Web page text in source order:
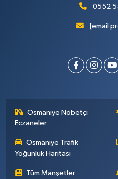
0552
[email
Osmaniye Nöbetçi
Eczaneler
Osmaniye Trafik
Yoğunluk Haritası
Tüm Manşetler